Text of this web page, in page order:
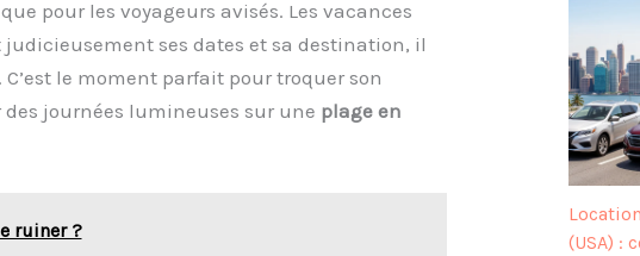
pour les voyageurs avisés. Les vacances
ses dates et sa destination, il
C’est le moment parfait pour troquer son
journées lumineuses sur une plage en
ruiner ?
(USA) :